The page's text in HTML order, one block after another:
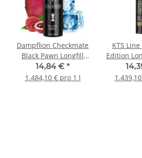
Dampflion Checkmate
Black Pawn Longfill
Aroma
14,84 € *
1.484,10 € pro 1 l
KTS
Edition